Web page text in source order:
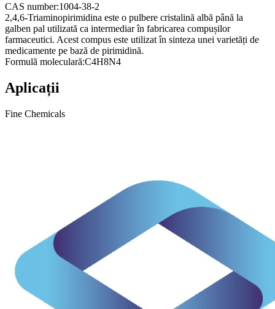
CAS number:1004-38-2
2,4,6-Triaminopirimidina este o pulbere cristalină albă până la
galben pal utilizată ca intermediar în fabricarea compușilor
farmaceutici. Acest compus este utilizat în sinteza unei varietăți de
medicamente pe bază de pirimidină.
Formulă moleculară:C4H8N4
Aplicații
Fine Chemicals